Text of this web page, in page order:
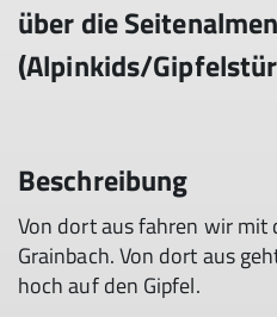
über die Seitenalmen
(Alpinkids/
Beschreibung
Von dort aus fahren wir mit
Grainbach. Von dort aus
hoch auf den Gipfel.